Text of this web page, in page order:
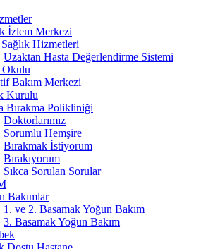
İzlem Merkezi
Hizmetleri
Uzaktan Hasta Değerlendirme Sistemi
Okulu
Bakım Merkezi
Kurulu
Bırakma Polikliniği
Doktorlarımız
Sorumlu Hemşire
Bırakmak İstiyorum
Bırakıyorum
Sıkca Sorulan Sorular
Bakımlar
1. ve 2. Basamak Yoğun Bakım
3. Basamak Yoğun Bakım